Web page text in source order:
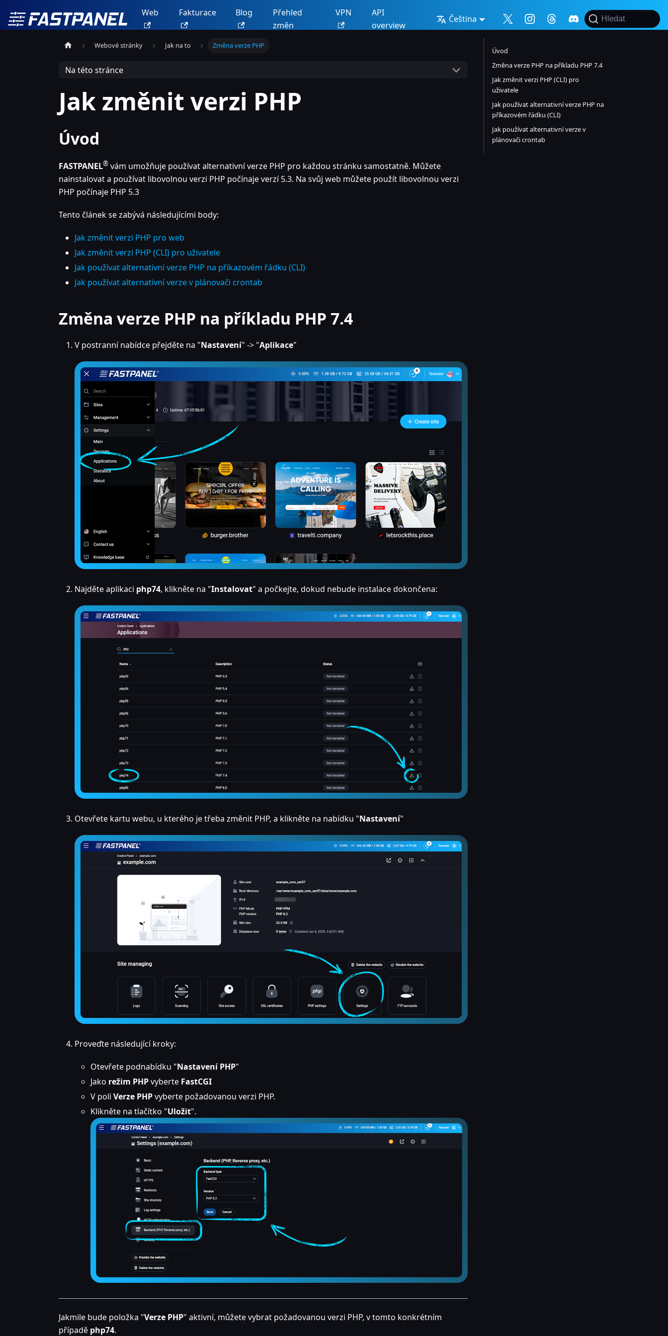
Web Fakturace Blog
Přehled
změn
VPN
API
overview
Čeština Hledat
Webové stránky Jak na to Změna verze PHP
Na této stránce
Jak změnit verzi PHP
Úvod
FASTPANEL® vám umožňuje používat alternativní verze PHP pro každou stránku samostatně. Můžete
nainstalovat a používat libovolnou verzi PHP počínaje verzí 5.3. Na svůj web můžete použít libovolnou verzi
PHP počínaje PHP 5.3
Tento článek se zabývá následujícími body:
Jak změnit verzi PHP pro web
Jak změnit verzi PHP (CLI) pro uživatele
Jak používat alternativní verze PHP na příkazovém řádku (CLI)
Jak používat alternativní verze v plánovači crontab
Změna verze PHP na příkladu PHP 7.4
V postranní nabídce přejděte na "Nastavení" -> "Aplikace"
Najděte aplikaci php74, klikněte na "Instalovat" a počkejte, dokud nebude instalace dokončena:
Otevřete kartu webu, u kterého je třeba změnit PHP, a klikněte na nabídku "Nastavení"
Proveďte následující kroky:
Otevřete podnabídku "Nastavení PHP"
Jako režim PHPvyberte FastCGI
V poli Verze PHPvyberte požadovanou verzi PHP.
Klikněte na tlačítko "Uložit".
Jakmile bude položka "Verze PHP" aktivní, můžete vybrat požadovanou verzi PHP, v tomto konkrétním
případě php74.
Úvod
Změna verze PHP na příkladu PHP 7.4
Jak změnit verzi PHP (CLI) pro
uživatele
Jak používat alternativní verze PHP na
příkazovém řádku (CLI)
Jak používat alternativní verze v
plánovači crontab